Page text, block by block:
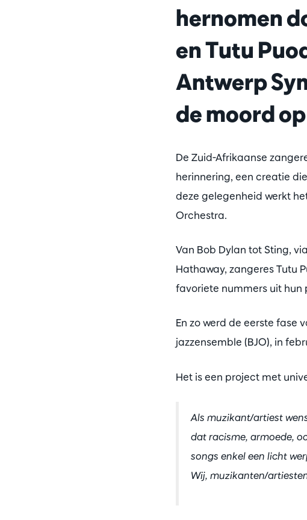
hernomen
en Tutu
Antwerp
de moord
De Zuid-Afrikaanse
herinnering, een creatie
deze gelegenheid werkt
Orchestra.
Van Bob Dylan tot Sting,
Hathaway, zangeres Tutu
favoriete nummers uit hun
En zo werd de eerste fase
jazzensemble (BJO), in
Het is een project met
Als muzikant/artiest
dat racisme, armoede,
songs enkel een licht
Wij, muzikanten/